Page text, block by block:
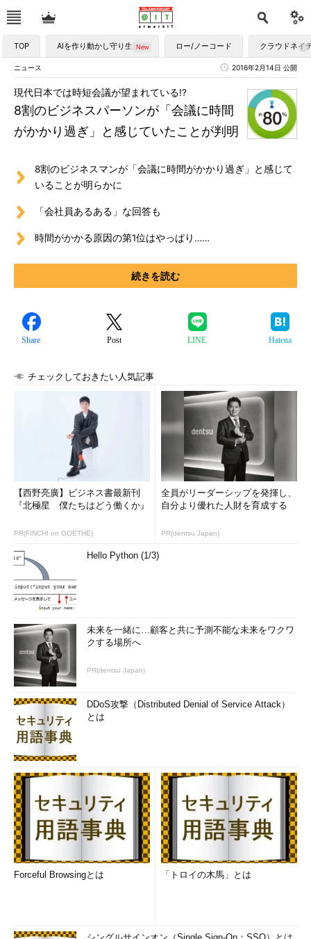
TOP AIを作り動かし守り生かす ロー/ノーコード クラウドネイ
ニュース 2016年2月14日 公開
8割のビジネスパーソンが「会議に時間
がかかり過ぎ」と感じていたことが判明
現代日本では時短会議が望まれている!?
8割のビジネスマンが「会議に時間がかかり過ぎ」と感じて
いることが明らかに
「会社員あるある」な回答も
時間がかかる原因の第1位はやっぱり……
続きを読む
Share Post LINE Hatena
チェックしておきたい人気記事
【西野亮廣】ビジネス書最新刊
『北極星 僕たちはどう働くか』
PR(FINCHI on GOETHE)
全員がリーダーシップを発揮し、
自分より優れた人財を育成する
PR(dentsu Japan)
Hello Python (1/3)
未来を一緒に…顧客と共に予測不能な未来をワクワ
クする場所へ
PR(dentsu Japan)
DDoS攻撃（Distributed Denial of Service Attack）
とは
Forceful Browsingとは 「トロイの木馬」とは